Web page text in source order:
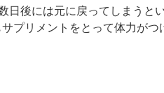
後には元に戻ってしまうと
プリメントをとって体力が